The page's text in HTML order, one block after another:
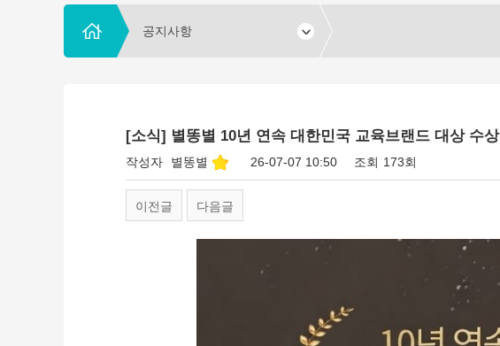
공지사항
[소식] 별똥별 10년 연속 대한민국 교육브랜드 대상 수상
작성자 별똥별 26-07-07 10:50 조회 173회
이전글 다음글